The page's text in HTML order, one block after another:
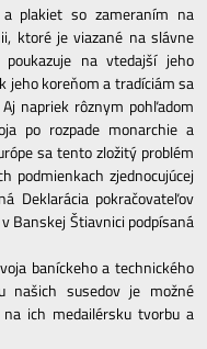
a plakiet so zameraním na
ktoré je viazané na slávne
na vtedajší jeho
jeho koreňom a tradíciám sa
napriek rôznym pohľadom
po rozpade monarchie a
sa tento zložitý problém
podmienkach zjednocujúcej
Deklarácia pokračovateľov
Banskej Štiavnici podpísaná
baníckeho a technického
našich susedov je možné
ich medailérsku tvorbu a